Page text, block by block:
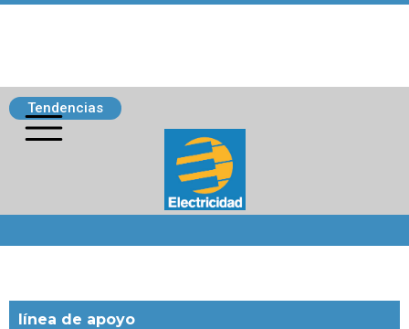
Tendencias
línea de apoyo